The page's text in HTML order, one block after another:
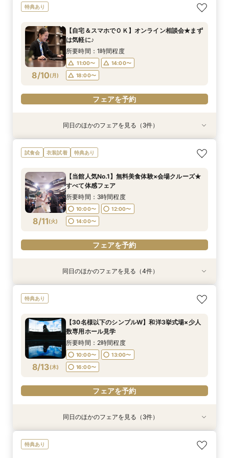
8/7(金 )
【自宅＆スマホでＯＫ】オンライン相談会★まず
11:00〜
18:00〜
電話予約のみ
特典あり
8/10(月)
【自宅＆スマホでＯＫ】オンライン相談会★まず
は気軽に♪
所要時間：1時間程度
11:00〜
14:00〜
18:00〜
フェアを予約
8/10(月)
【30名様以下のシンプルW】和洋3挙式場×少人
数専用ホール見学
10:00〜
13:00〜
16:00〜
フェアを予約
8/10(月)
結婚式をもっと気軽＆自由に☆会費制パーティー
相談会☆
10:00〜
13:00〜
16:00〜
フェアを予約
特典あり
8/10(月)
【初見学歓迎】何も決まっていなくてOK！ゼロ
から始める結婚式相談会
10:00〜
13:00〜
16:00〜
フェアを予約
同日のほかのフェアを見る（3件）
試食会 衣装試着 特典あり
8/11(火)
【当館人気No.1】無料美食体験×会場クルーズ★
すべて体感フェア
所要時間：3時間程度
10:00〜
12:00〜
14:00〜
フェアを予約
8/11(火)
【30名様以下のシンプルW】和洋3挙式場×少人
10:00〜
13:00〜
16:00〜
フェアを予約
8/11(火)
【自宅＆スマホでＯＫ】オンライン相談会★まず
11:00〜
14:00〜
18:00〜
フェアを予約
8/11(火)
結婚式をもっと気軽＆自由に☆会費制パーティー
10:00〜
13:00〜
16:00〜
フェアを予約
特典あり
8/11(火)
【初見学歓迎】何も決まっていなくてOK！ゼロ
10:00〜
13:00〜
16:00〜
フェアを予約
同日のほかのフェアを見る（4件）
特典あり
8/13(木)
【30名様以下のシンプルW】和洋3挙式場×少人
数専用ホール見学
所要時間：2時間程度
10:00〜
13:00〜
16:00〜
フェアを予約
【自宅＆スマホでＯＫ】オンライン相談会★まず
結婚式をもっと気軽＆自由に☆会費制パーティー
特典あり
【初見学歓迎】何も決まっていなくてOK！ゼロ
同日のほかのフェアを見る（3件）
特典あり